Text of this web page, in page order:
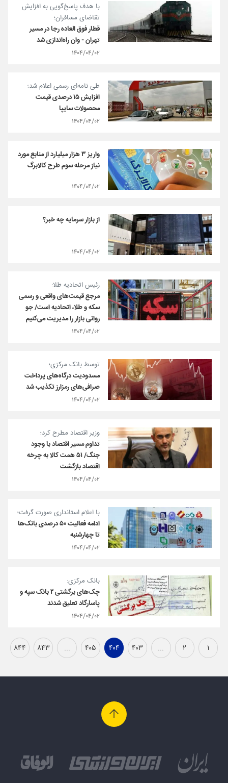
با هدف پاسخ‌گویی به افزایش
تقاضای مسافران؛
قطار فوق العاده رجا در مسیر
تهران - وان راه‌اندازی شد
۱۴۰۴/۰۴/۰۲
طی نامه‌ای رسمی اعلام شد؛
افزایش ۱۵ درصدی قیمت
محصولات سایپا
۱۴۰۴/۰۴/۰۲
واریز ۳ هزار میلیارد از منابع مورد
نیاز مرحله سوم طرح کالابرگ
۱۴۰۴/۰۴/۰۲
از بازار سرمایه چه خبر؟
۱۴۰۴/۰۴/۰۲
رئیس اتحادیه طلا:
مرجع قیمت‌های واقعی و رسمی
سکه و طلا، اتحادیه است/ جو
روانی بازار را مدیریت می‌کنیم
۱۴۰۴/۰۴/۰۲
توسط ‌بانک مرکزی؛
مسدودیت درگاه‌های پرداخت
صرافی‌های رمزارز تکذیب شد
۱۴۰۴/۰۴/۰۲
وزیر اقتصاد مطرح کرد؛
تداوم مسیر اقتصاد با وجود
جنگ/ ۵۱ همت کالا به چرخه
اقتصاد بازگشت
۱۴۰۴/۰۴/۰۲
با اعلام استانداری صورت گرفت؛
ادامه فعالیت ۵۰ درصدی بانک‌ها
تا چهارشنبه
۱۴۰۴/۰۴/۰۲
بانک مرکزی:
چک‌های برگشتی ۲ بانک سپه و
پاسارگاد تعلیق شدند
۱۴۰۴/۰۴/۰۲
۱ ۲ ... ۴۰۳ ۴۰۴ ۴۰۵ ... ۸۴۳ ۸۴۴